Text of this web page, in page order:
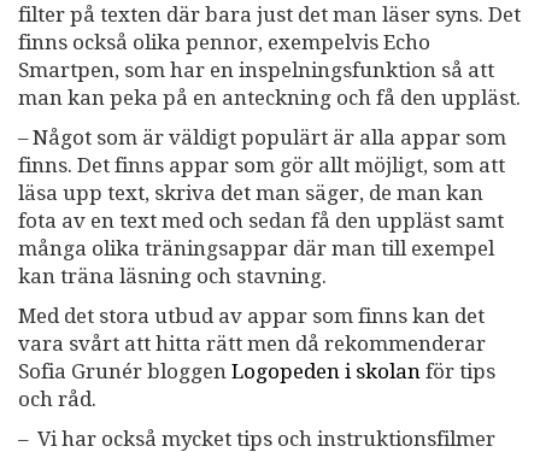
filter på texten där bara just det man läser syns. Det
finns också olika pennor, exempelvis Echo
Smartpen, som har en inspelningsfunktion så att
man kan peka på en anteckning och få den uppläst.
– Något som är väldigt populärt är alla appar som
finns. Det finns appar som gör allt möjligt, som att
läsa upp text, skriva det man säger, de man kan
fota av en text med och sedan få den uppläst samt
många olika träningsappar där man till exempel
kan träna läsning och stavning.
Med det stora utbud av appar som finns kan det
vara svårt att hitta rätt men då rekommenderar
Sofia Grunér bloggen Logopeden i skolan för tips
och råd.
– Vi har också mycket tips och instruktionsfilmer